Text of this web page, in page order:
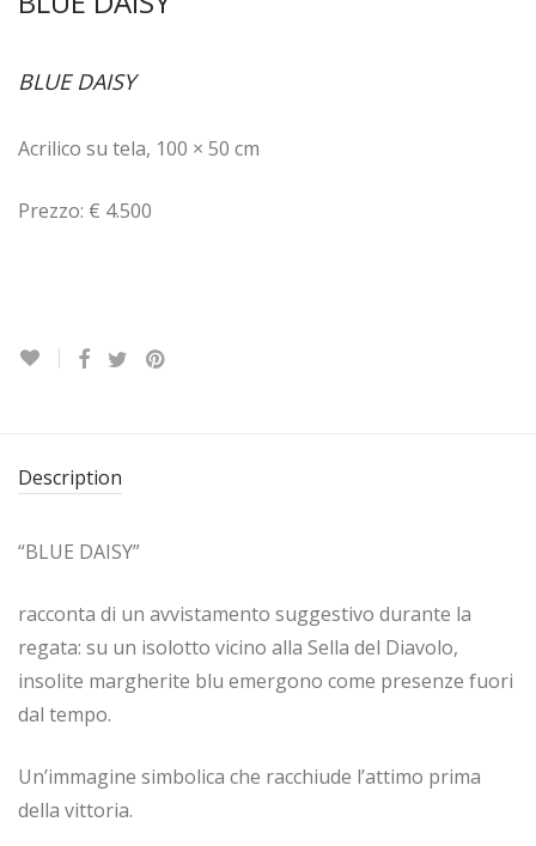
BLUE DAISY
Acrilico su tela, 100 × 50 cm
Prezzo: € 4.500
Description
“BLUE DAISY”
racconta di un avvistamento suggestivo durante la
regata: su un isolotto vicino alla Sella del Diavolo,
insolite margherite blu emergono come presenze fuori
dal tempo.
Un’immagine simbolica che racchiude l’attimo prima
della vittoria.